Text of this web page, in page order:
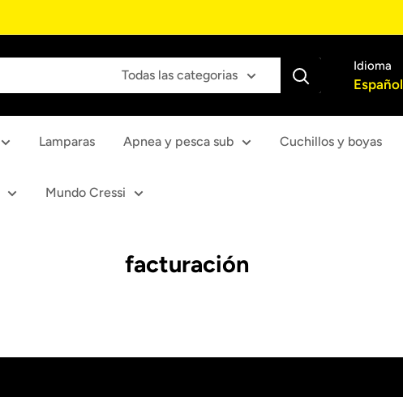
Todas las categorias
Idioma
Español
Lamparas Apnea y pesca sub Cuchillos y boyas
Mundo Cressi
facturación